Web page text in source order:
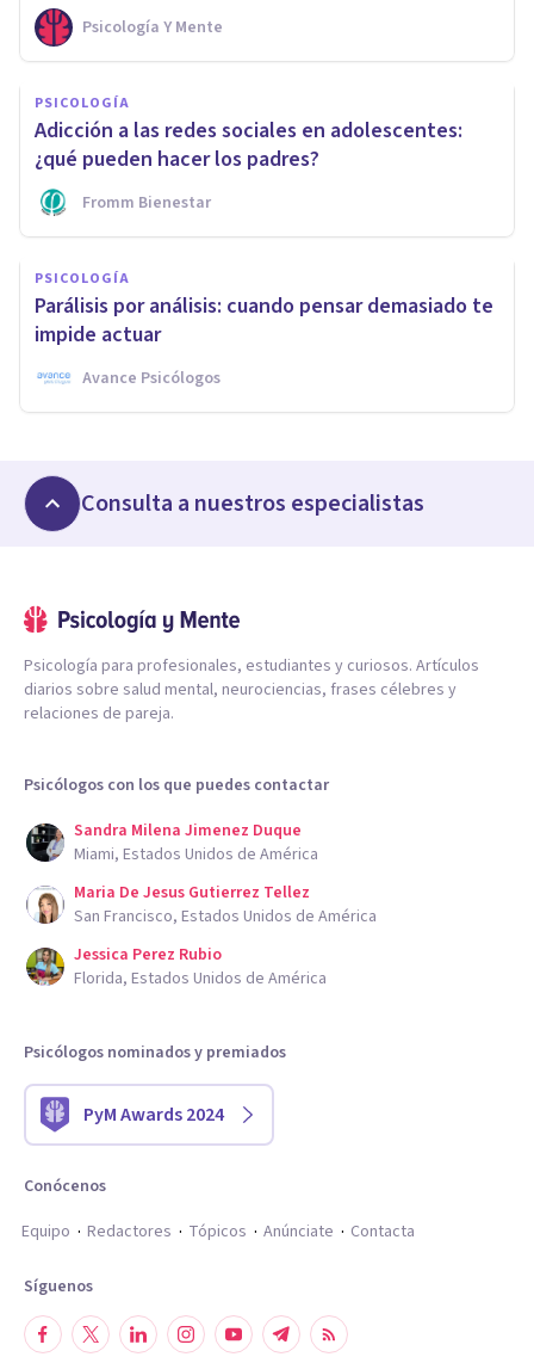
Psicología Y Mente
PSICOLOGÍA
Adicción a las redes sociales en adolescentes:
¿qué pueden hacer los padres?
Fromm Bienestar
PSICOLOGÍA
Parálisis por análisis: cuando pensar demasiado te
impide actuar
Avance Psicólogos
Consulta a nuestros especialistas
Psicología para profesionales, estudiantes y curiosos. Artículos
diarios sobre salud mental, neurociencias, frases célebres y
relaciones de pareja.
Psicólogos con los que puedes contactar
Sandra Milena Jimenez Duque
Miami, Estados Unidos de América
Maria De Jesus Gutierrez Tellez
San Francisco, Estados Unidos de América
Jessica Perez Rubio
Florida, Estados Unidos de América
Psicólogos nominados y premiados
PyM Awards 2024
Conócenos
Equipo
Redactores Tópicos Anúnciate Contacta
Síguenos